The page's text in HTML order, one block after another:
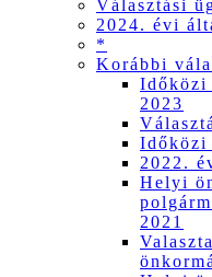
Választási
2024. évi
*
Korábbi
Időközi
2023
Időközi
2022.
Helyi
2021